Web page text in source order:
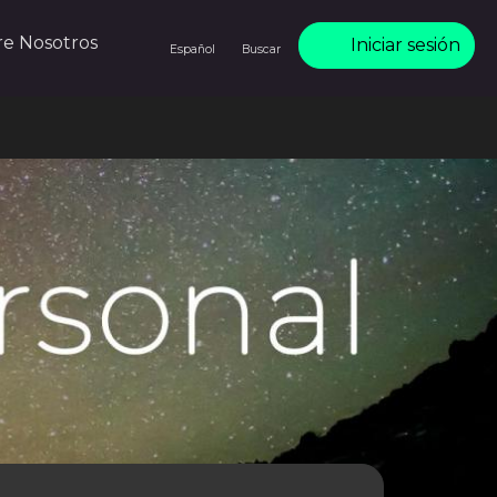
Nosotros Español Buscar Iniciar sesión